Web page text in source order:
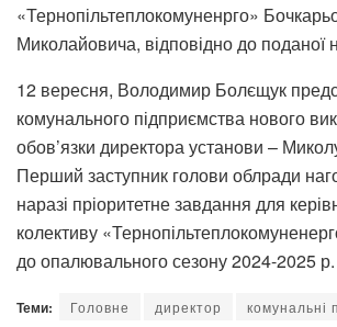
«Тернопільтеплокомуненрго»
Миколайовича, відповідно до поданої
12 вересня, Володимир Болєщук
комунального підприємства нового
обов’язки директора установи –
Перший заступник голови облради
наразі пріоритетне завдання для
колективу
до опалювального сезону 2024-2025 р.
Теми: Головне директор комунальні